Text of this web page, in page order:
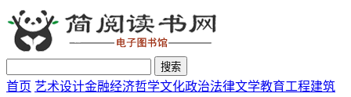
搜索
首页 艺术设计金融经济哲学文化政治法律文学教育工程建筑